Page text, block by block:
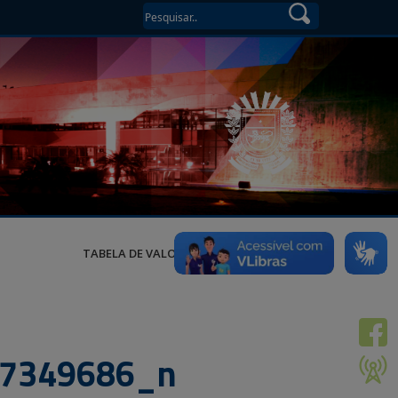
TABELA DE VALORES